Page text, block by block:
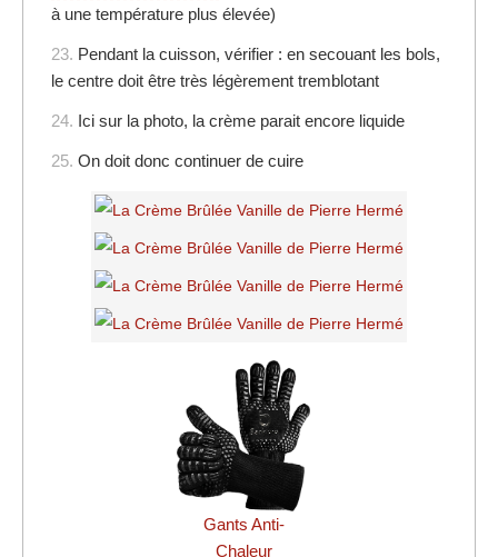
à une température plus élevée)
23. Pendant la cuisson, vérifier : en secouant les bols,
le centre doit être très légèrement tremblotant
24. Ici sur la photo, la crème parait encore liquide
25. On doit donc continuer de cuire
Gants Anti-
Chaleur